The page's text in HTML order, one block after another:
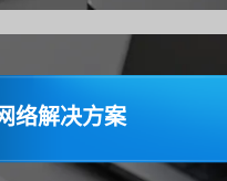
络解决方案